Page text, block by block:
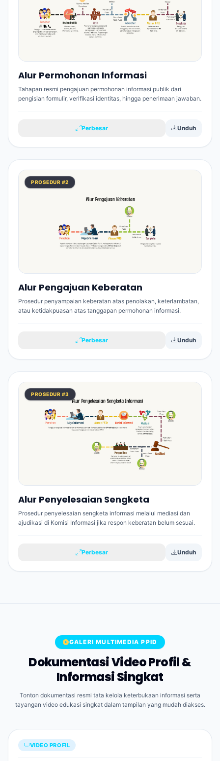
Alur Permohonan Informasi
Tahapan resmi pengajuan permohonan informasi publik dari
pengisian formulir, verifikasi identitas, hingga penerimaan jawaban.
Perbesar Unduh
PROSEDUR #2
Alur Pengajuan Keberatan
Prosedur penyampaian keberatan atas penolakan, keterlambatan,
atau ketidakpuasan atas tanggapan permohonan informasi.
Perbesar Unduh
PROSEDUR #3
Alur Penyelesaian Sengketa
Prosedur penyelesaian sengketa informasi melalui mediasi dan
ajudikasi di Komisi Informasi jika respon keberatan belum sesuai.
Perbesar Unduh
GALERI MULTIMEDIA PPID
Dokumentasi Video Profil &
Informasi Singkat
Tonton dokumentasi resmi tata kelola keterbukaan informasi serta
tayangan video edukasi singkat dalam tampilan yang mudah diakses.
VIDEO PROFIL